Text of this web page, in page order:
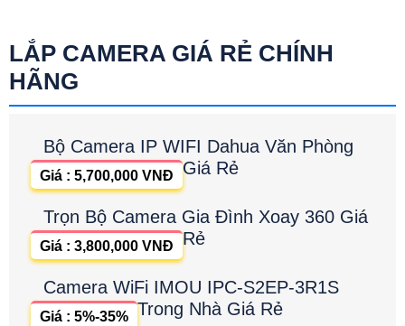
LẮP CAMERA GIÁ RẺ CHÍNH
HÃNG
Bộ Camera IP WIFI Dahua Văn Phòng
Giá Rẻ
Giá : 5,700,000 VNĐ
Trọn Bộ Camera Gia Đình Xoay 360 Giá
Rẻ
Giá : 3,800,000 VNĐ
Camera WiFi IMOU IPC-S2EP-3R1S
Trong Nhà Giá Rẻ
Giá : 5%-35%